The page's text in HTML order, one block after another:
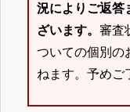
況によりご返答
ざいます。 審査
ついての個別の
ねます。予めご